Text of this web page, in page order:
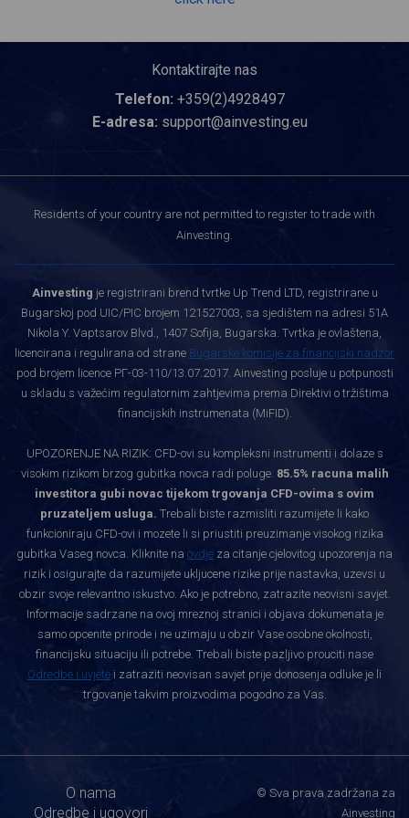
Kontaktirajte nas
Telefon: +359(2)4928497
E-adresa: support@ainvesting.eu
Residents of your country are not permitted to register to trade with
Ainvesting.
Ainvesting je registrirani brend tvrtke Up Trend LTD, registrirane u
Bugarskoj pod UIC/PIC brojem 121527003, sa sjedištem na adresi 51A
Nikola Y. Vaptsarov Blvd., 1407 Sofija, Bugarska. Tvrtka je ovlaštena,
licencirana i regulirana od strane Bugarske komisije za financijski nadzor
pod brojem licence РГ-03-110/13.07.2017. Ainvesting posluje u potpunosti
u skladu s važećim regulatornim zahtjevima prema Direktivi o tržištima
financijskih instrumenata (MiFID).
UPOZORENJE NA RIZIK: CFD-ovi su kompleksni instrumenti i dolaze s
visokim rizikom brzog gubitka novca radi poluge. 85.5% racuna malih
investitora gubi novac tijekom trgovanja CFD-ovima s ovim
pruzateljem usluga. Trebali biste razmisliti razumijete li kako
funkcioniraju CFD-ovi i mozete li si priustiti preuzimanje visokog rizika
gubitka Vaseg novca. Kliknite na ovdje za citanje cjelovitog upozorenja na
rizik i osigurajte da razumijete ukljucene rizike prije nastavka, uzevsi u
obzir svoje relevantno iskustvo. Ako je potrebno, zatrazite neovisni savjet.
Informacije sadrzane na ovoj mreznoj stranici i objava dokumenata je
samo opcenite prirode i ne uzimaju u obzir Vase osobne okolnosti,
financijsku situaciju ili potrebe. Trebali biste pazljivo prouciti nase
Odredbe i uvjete i zatraziti neovisan savjet prije donosenja odluke je li
trgovanje takvim proizvodima pogodno za Vas.
O nama
Odredbe i ugovori
© Sva prava zadržana za
Ainvesting